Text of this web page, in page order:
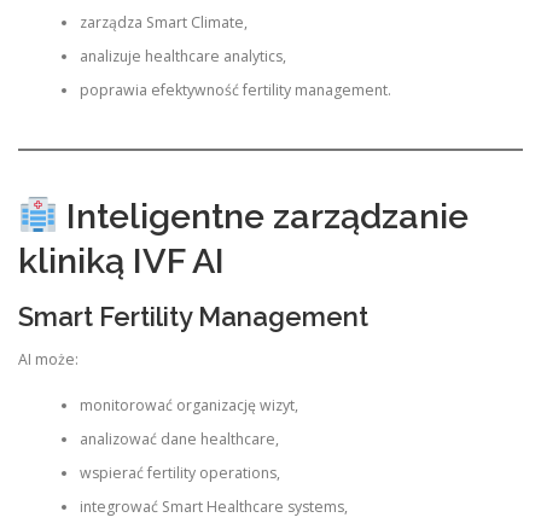
zarządza Smart Climate,
analizuje healthcare analytics,
poprawia efektywność fertility management.
Inteligentne zarządzanie
kliniką IVF AI
Smart Fertility Management
AI może:
monitorować organizację wizyt,
analizować dane healthcare,
wspierać fertility operations,
integrować Smart Healthcare systems,